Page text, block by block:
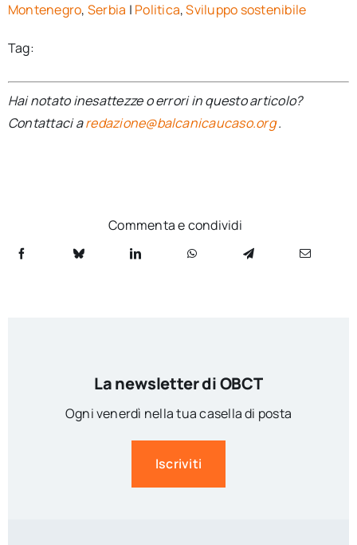
Montenegro, Serbia | Politica,Sviluppo sostenibile
Tag:
Hai notato inesattezze o errori in questo articolo?
Contattaci aredazione@balcanicaucaso.org.
Commenta e condividi
La newsletter di OBCT
Ogni venerdì nella tua casella di posta
Iscriviti